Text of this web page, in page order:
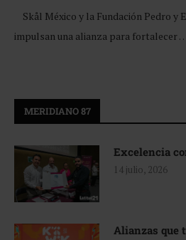
Skål México y la Fundación Pedro y
impulsan una alianza para fortalecer
MERIDIANO 87
Excelencia
14 julio, 2026
Alianzas que